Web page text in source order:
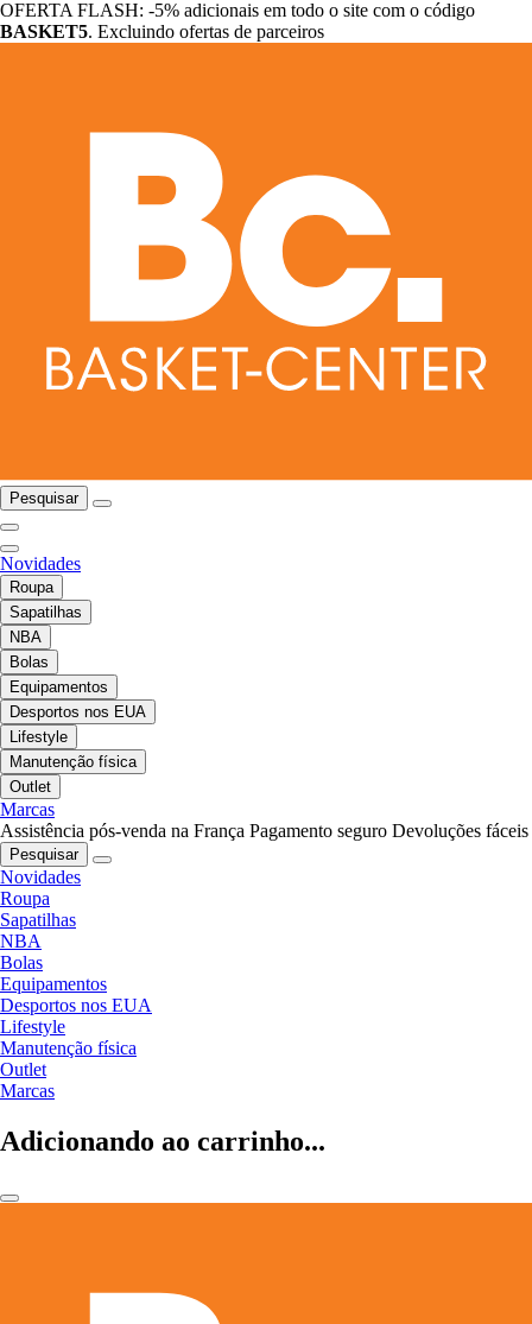
OFERTA FLASH: -5% adicionais em todo o site com o código
BASKET5. Excluindo ofertas de parceiros
Pesquisar
Novidades
Roupa
Sapatilhas
NBA
Bolas
Equipamentos
Desportos nos EUA
Lifestyle
Manutenção física
Outlet
Marcas
Assistência pós-venda na França Pagamento seguro Devoluções fáceis
Pesquisar
Novidades
Roupa
Sapatilhas
NBA
Bolas
Equipamentos
Desportos nos EUA
Lifestyle
Manutenção física
Outlet
Marcas
Adicionando ao carrinho...